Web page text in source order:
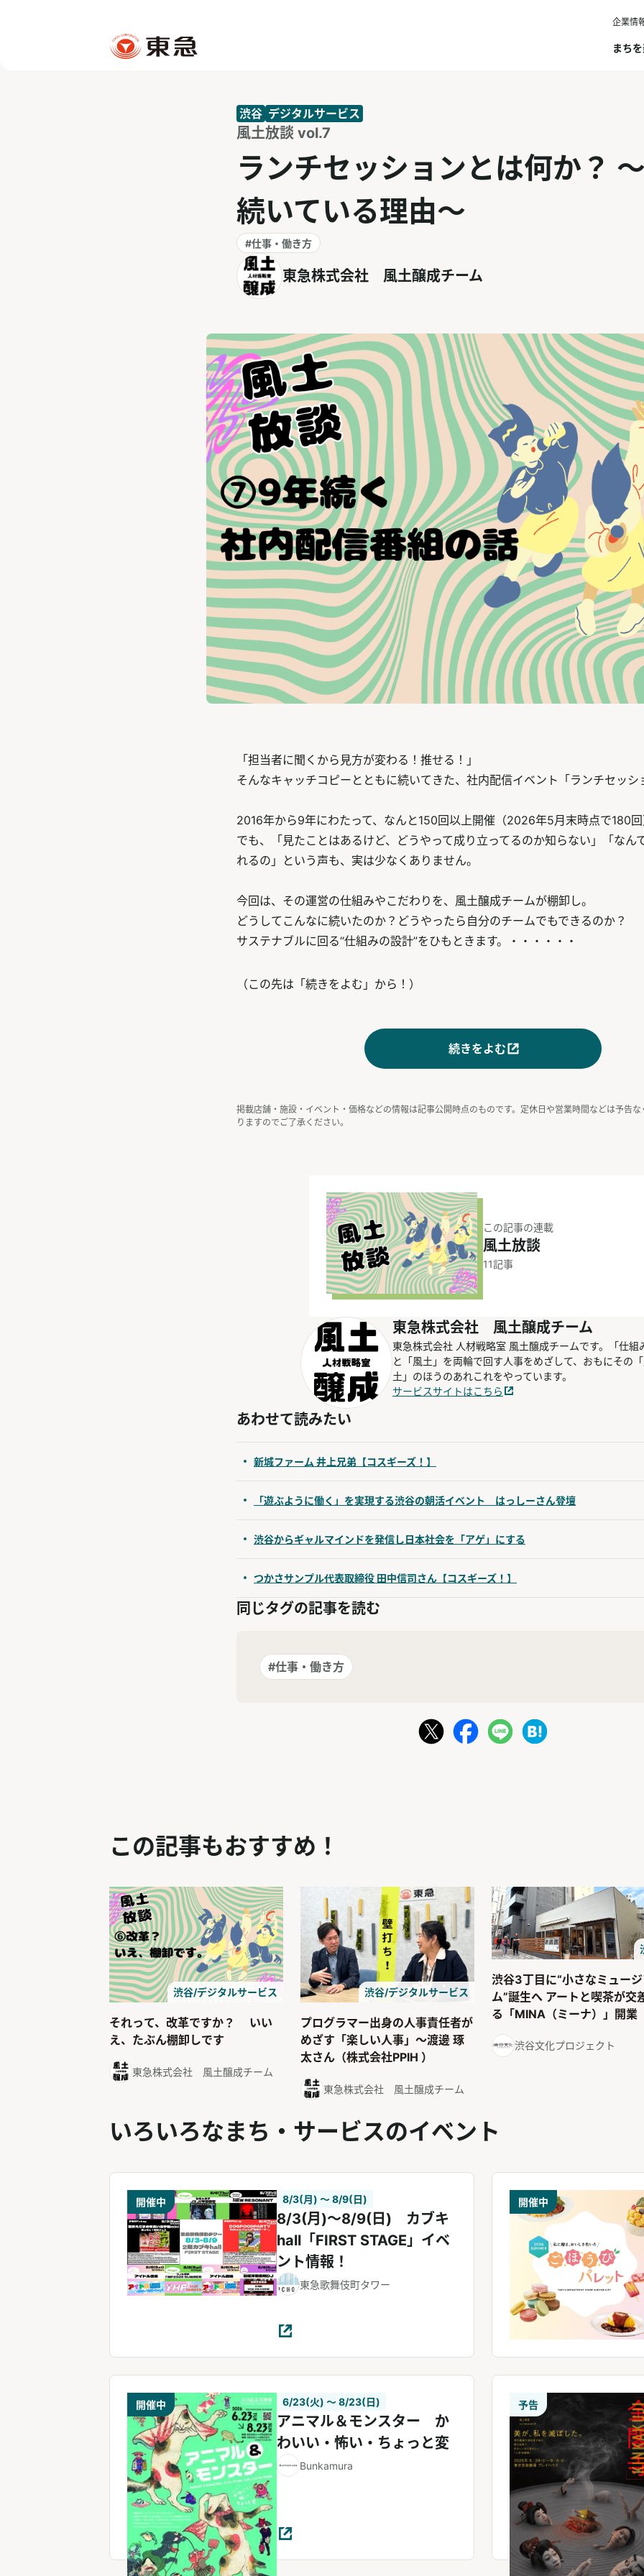
企業情
まち
渋谷 デジタルサービス
風土放談 vol.7
ランチセッションとは何か？
続いている理由～
#仕事・働き方
東急株式会社 風土醸成チーム
「担当者に聞くから見方が変わる！推せる！」
そんなキャッチコピーとともに続いてきた、社内配信イベント「ランチセッシ
2016年から9年にわたって、なんと150回以上開催（2026年5月末時点で180
でも、「見たことはあるけど、どうやって成り立ってるのか知らない」「なん
れるの」という声も、実は少なくありません。
今回は、その運営の仕組みやこだわりを、風土醸成チームが棚卸し。
どうしてこんなに続いたのか？どうやったら自分のチームでもできるのか？
サステナブルに回る“仕組みの設計”をひもときます。・・・・・・
（この先は「続きをよむ」から！）
続きをよむ
掲載店舗・施設・イベント・価格などの情報は記事公開時点のものです。定休日や営業時間などは予告
りますのでご了承ください。
この記事の連載
風土放談
11記事
東急株式会社 風土醸成チーム
東急株式会社 人材戦略室 風土醸成チームです。「仕組
と「風土」を両輪で回す人事をめざして、おもにその
土」のほうのあれこれをやっています。
サービスサイトはこちら
あわせて読みたい
新城ファーム 井上兄弟【コスギーズ！】
「遊ぶように働く」を実現する渋谷の朝活イベント はっしーさん登壇
渋谷からギャルマインドを発信し日本社会を「アゲ」にする
つかさサンプル代表取締役 田中信司さん【コスギーズ！】
同じタグの記事を読む
#仕事・働き方
この記事もおすすめ！
渋谷/デジタルサービス
それって、改革ですか？ いい
え、たぶん棚卸しです
東急株式会社 風土醸成チーム
渋谷/デジタルサービス
プログラマー出身の人事責任者が
めざす「楽しい人事」～渡邊 琢
太さん（株式会社PPIH ）
東急株式会社 風土醸成チーム
渋谷3丁目に“小さなミュー
ム”誕生へ アートと喫茶が交
る「MINA（ミーナ）」開業
渋谷文化プロジェクト
いろいろなまち・サービスのイベント
開催中 8/3(月) 〜 8/9(日)
8/3(月)～8/9(日) カブキ
hall「FIRST STAGE」イベ
ント情報！
東急歌舞伎町タワー
開催中
開催中 6/23(火) 〜 8/23(日)
アニマル＆モンスター か
わいい・怖い・ちょっと変
Bunkamura
予告